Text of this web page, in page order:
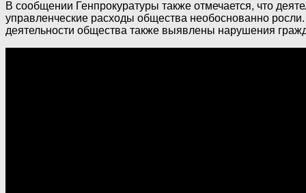
В сообщении Генпрокуратуры также отмечается, что
управленческие расходы общества необоснованно
деятельности общества также выявлены нарушения